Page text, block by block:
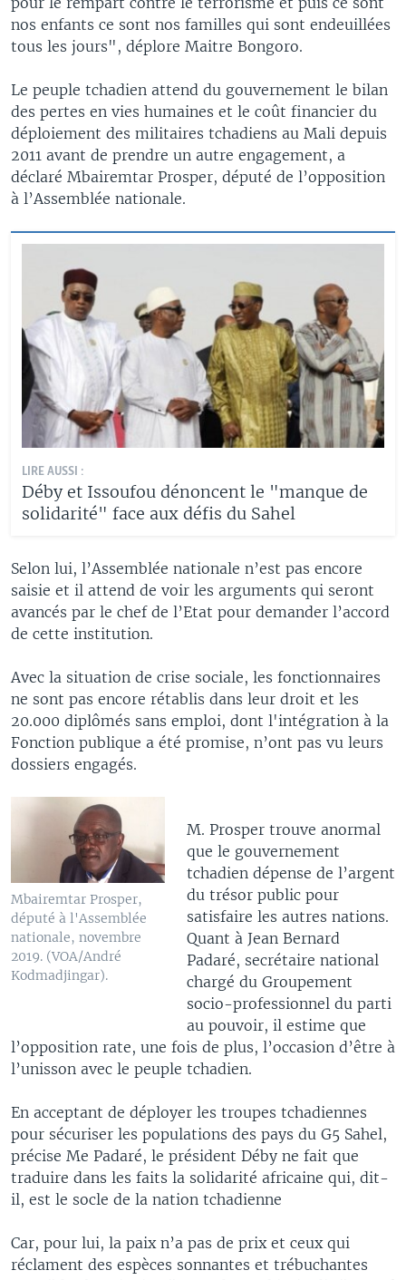
nos enfants ce sont nos familles qui sont endeuillées
tous les jours", déplore Maitre Bongoro.
Le peuple tchadien attend du gouvernement le bilan
des pertes en vies humaines et le coût financier du
déploiement des militaires tchadiens au Mali depuis
2011 avant de prendre un autre engagement, a
déclaré Mbairemtar Prosper, député de l’opposition
à l’Assemblée nationale.
LIRE AUSSI :
Déby et Issoufou dénoncent le "manque de
solidarité" face aux défis du Sahel
Selon lui, l’Assemblée nationale n’est pas encore
saisie et il attend de voir les arguments qui seront
avancés par le chef de l’Etat pour demander l’accord
de cette institution.
Avec la situation de crise sociale, les fonctionnaires
ne sont pas encore rétablis dans leur droit et les
20.000 diplômés sans emploi, dont l'intégration à la
Fonction publique a été promise, n’ont pas vu leurs
dossiers engagés.
Mbairemtar Prosper,
député à l'Assemblée
nationale, novembre
2019. (VOA/André
Kodmadjingar).
M. Prosper trouve anormal
que le gouvernement
tchadien dépense de l’argent
du trésor public pour
satisfaire les autres nations.
Quant à Jean Bernard
Padaré, secrétaire national
chargé du Groupement
socio-professionnel du parti
au pouvoir, il estime que
l’opposition rate, une fois de plus, l’occasion d’être à
l’unisson avec le peuple tchadien.
En acceptant de déployer les troupes tchadiennes
pour sécuriser les populations des pays du G5 Sahel,
précise Me Padaré, le président Déby ne fait que
traduire dans les faits la solidarité africaine qui, dit-
il, est le socle de la nation tchadienne
Car, pour lui, la paix n’a pas de prix et ceux qui
réclament des espèces sonnantes et trébuchantes